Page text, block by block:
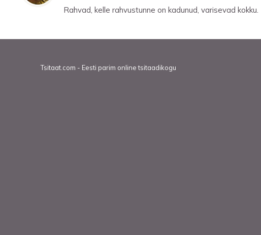
Rahvad, kelle rahvustunne on kadunud, varisevad kokku.
Tsitaat.com - Eesti parim online tsitaadikogu